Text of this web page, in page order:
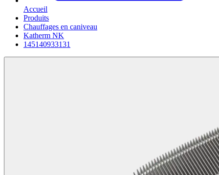
Accueil
Produits
Chauffages en caniveau
Katherm NK
145140933131